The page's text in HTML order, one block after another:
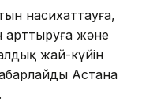
насихаттауға,
арттыруға және
жай-күйін
Астана